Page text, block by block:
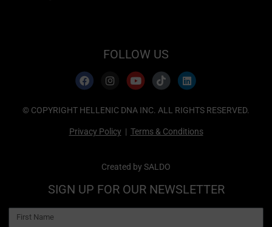
FOLLOW US
© COPYRIGHT HELLENIC DNA INC. ALL RIGHTS RESERVED.
Privacy Policy | Terms & Conditions
Created by SALDO
SIGN UP FOR OUR NEWSLETTER